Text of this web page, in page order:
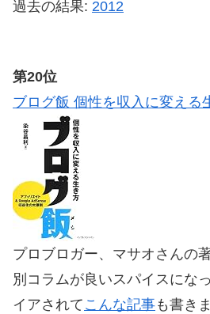
過去の結果: 2012
第20位
ブログ飯 個性を収入に変える
プロブロガー、マサオさんの
別コラムが良いスパイスにな
イアされて こんな記事も書き